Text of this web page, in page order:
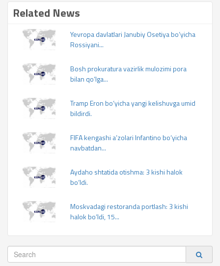
Related News
Yevropa davlatlari Janubiy Osetiya bo‘yicha
Rossiyani...
Bosh prokuratura vazirlik mulozimi pora
bilan qo‘lga...
Tramp Eron bo‘yicha yangi kelishuvga umid
bildirdi.
FIFA kengashi a’zolari Infantino bo‘yicha
navbatdan...
Aydaho shtatida otishma: 3 kishi halok
bo‘ldi.
Moskvadagi restoranda portlash: 3 kishi
halok bo‘ldi, 15...